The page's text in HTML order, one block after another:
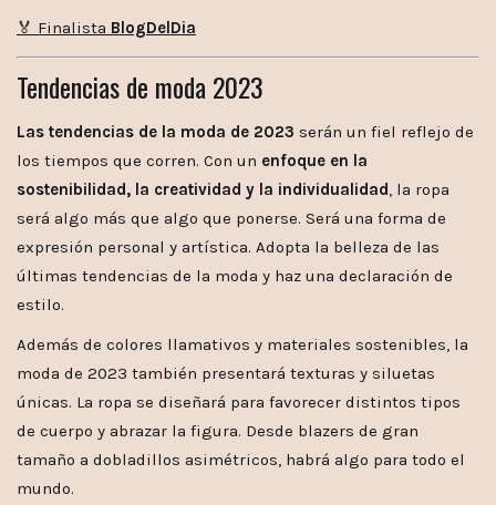
🏅 Finalista BlogDelDia
Tendencias de moda 2023
Las tendencias de la moda de 2023 serán un fiel reflejo de
los tiempos que corren. Con un enfoque en la
sostenibilidad, la creatividad y la individualidad, la ropa
será algo más que algo que ponerse. Será una forma de
expresión personal y artística. Adopta la belleza de las
últimas tendencias de la moda y haz una declaración de
estilo.
Además de colores llamativos y materiales sostenibles, la
moda de 2023 también presentará texturas y siluetas
únicas. La ropa se diseñará para favorecer distintos tipos
de cuerpo y abrazar la figura. Desde blazers de gran
tamaño a dobladillos asimétricos, habrá algo para todo el
mundo.